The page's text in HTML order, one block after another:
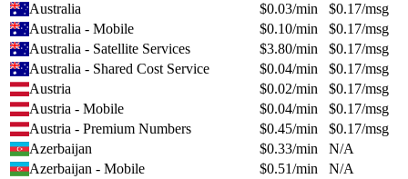
Australia
$0.03/min $0.17/msg
Australia - Mobile
$0.10/min $0.17/msg
Australia - Satellite Services
$3.80/min $0.17/msg
Australia - Shared Cost Service
$0.04/min $0.17/msg
Austria
$0.02/min $0.17/msg
Austria - Mobile
$0.04/min $0.17/msg
Austria - Premium Numbers
$0.45/min $0.17/msg
Azerbaijan
$0.33/min
N/A
Azerbaijan - Mobile
$0.51/min
N/A